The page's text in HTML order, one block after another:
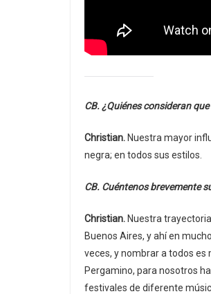
CB. ¿Quiénes consideran
Christian. Nuestra mayor
negra; en todos sus estilos.
CB. Cuéntenos brevemente
Christian. Nuestra
Buenos Aires, y ahí en
veces, y nombrar a todos es
Pergamino, para nosotros
festivales de diferente